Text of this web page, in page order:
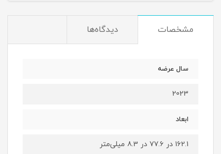
مشخصات دیدگاه‌ها
سال عرضه
2023
ابعاد
162.1 در 77.6 در 8.3 میلی‌متر